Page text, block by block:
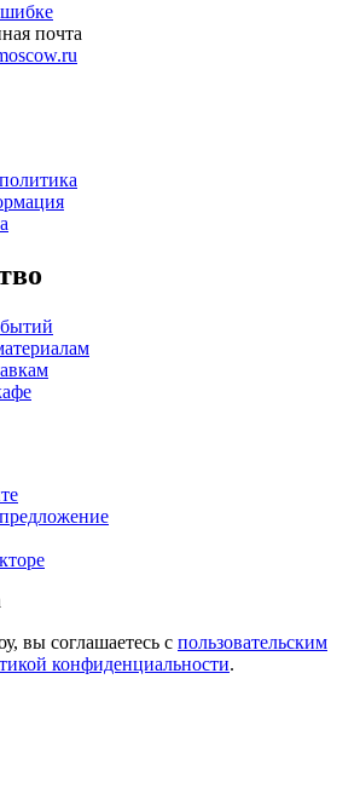
почта
вы соглашаетесь с пользовательским
конфиденциальности.